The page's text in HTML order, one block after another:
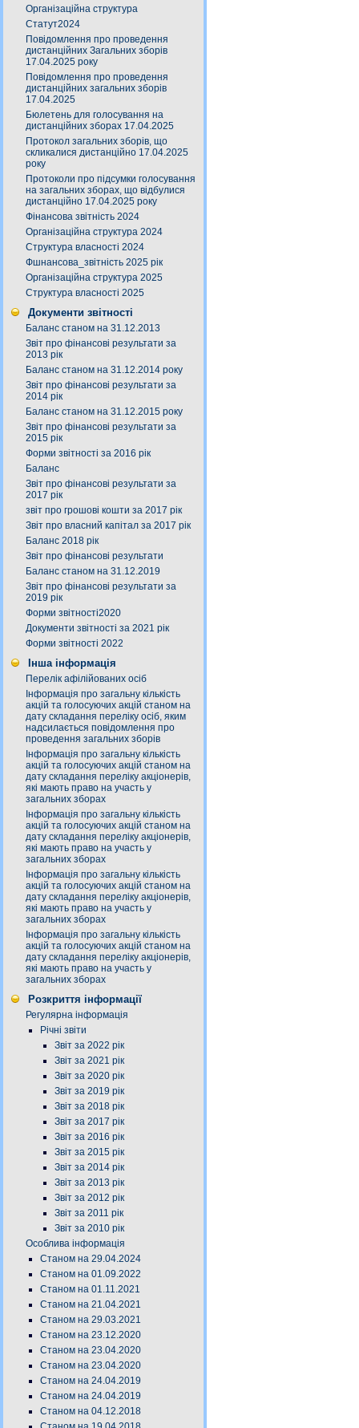
Організаційна структура
Статут2024
Повідомлення про проведення
дистанційних Загальних зборів
17.04.2025 року
Повідомлення про проведення
дистанційних загальних зборів
17.04.2025
Бюлетень для голосування на
дистанційних зборах 17.04.2025
Протокол загальних зборів, що
скликалися дистанційно 17.04.2025
року
Протоколи про підсумки голосування
на загальних зборах, що відбулися
дистанційно 17.04.2025 року
Фінансова звітність 2024
Організаційна структура 2024
Структура власності 2024
Фшнансова_звітність 2025 рік
Організаційна структура 2025
Структура власності 2025
Документи звітності
Баланс станом на 31.12.2013
Звіт про фінансові результати за
2013 рік
Баланс станом на 31.12.2014 року
Звіт про фінансові результати за
2014 рік
Баланс станом на 31.12.2015 року
Звіт про фінансові результати за
2015 рік
Форми звітності за 2016 рік
Баланс
Звіт про фінансові результати за
2017 рік
звіт про грошові кошти за 2017 рік
Звіт про власний капітал за 2017 рік
Баланс 2018 рік
Звіт про фінансові результати
Баланс станом на 31.12.2019
Звіт про фінансові результати за
2019 рік
Форми звітності2020
Документи звітності за 2021 рік
Форми звітності 2022
Інша інформація
Перелік афілійованих осіб
Інформація про загальну кількість
акцій та голосуючих акцій станом на
дату складання переліку осіб, яким
надсилається повідомлення про
проведення загальних зборів
Інформація про загальну кількість
акцій та голосуючих акцій станом на
дату складання переліку акціонерів,
які мають право на участь у
загальних зборах
Інформація про загальну кількість
акцій та голосуючих акцій станом на
дату складання переліку акціонерів,
які мають право на участь у
загальних зборах
Інформація про загальну кількість
акцій та голосуючих акцій станом на
дату складання переліку акціонерів,
які мають право на участь у
загальних зборах
Інформація про загальну кількість
акцій та голосуючих акцій станом на
дату складання переліку акціонерів,
які мають право на участь у
загальних зборах
Розкриття інформації
Регулярна інформація
Річні звіти
Звіт за 2022 рік
Звіт за 2021 рік
Звіт за 2020 рік
Звіт за 2019 рік
Звіт за 2018 рік
Звіт за 2017 рік
Звіт за 2016 рік
Звіт за 2015 рік
Звіт за 2014 рік
Звіт за 2013 рік
Звіт за 2012 рік
Звіт за 2011 рік
Звіт за 2010 рік
Особлива інформація
Станом на 29.04.2024
Станом на 01.09.2022
Станом на 01.11.2021
Станом на 21.04.2021
Станом на 29.03.2021
Станом на 23.12.2020
Станом на 23.04.2020
Станом на 23.04.2020
Станом на 24.04.2019
Станом на 24.04.2019
Станом на 04.12.2018